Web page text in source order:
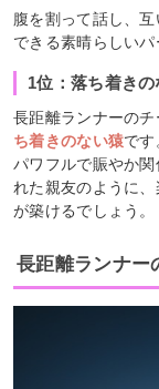
腹を割って話し、
できる素晴らしいパ
1位：落ち着き
長距離ランナーの
ち着きのない猿です
パワフルで賑やか
れた親友のように
が築けるでしょう。
長距離ランナー